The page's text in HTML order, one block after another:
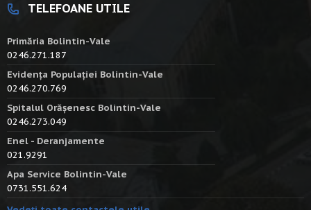
TELEFOANE UTILE
Primăria Bolintin-Vale
0246.271.187
Evidența Populației Bolintin-Vale
0246.270.769
Spitalul Orășenesc Bolintin-Vale
0246.273.049
Enel - Deranjamente
021.9291
Apa Service Bolintin-Vale
0731.551.624